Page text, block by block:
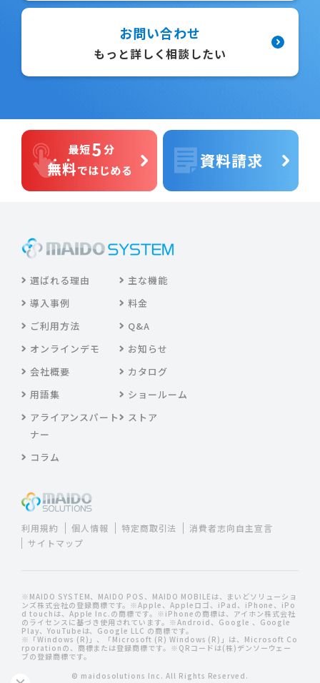
お問い合わせ
もっと詳しく相談したい
選ばれる理由
主な機能
導入事例
料金
ご利用方法
Q&A
オンラインデモ
お知らせ
会社概要
カタログ
用語集
ショールーム
アライアンスパート
ナー
ストア
コラム
利用規約 個人情報 特定商取引法
消費者志向自主宣言
サイトマップ
※MAIDO SYSTEM、MAIDO POS、MAIDO MOBILEは、まいどソリューショ
ンズ株式会社の登録商標です。※Apple、Appleロゴ、iPad、iPhone、iPo
d touchは、Apple Inc.の商標です。※iPhoneの商標は、アイホン株式会社
のライセンスに基づき使用されています。※Android、Google 、Google
Play、YouTubeは、Google LLC の商標です。
※「Windows (R)」、「Microsoft (R) Windows (R)」は、Microsoft Co
rporationの、商標または登録商標です。※QRコードは(株)デンソーウェー
ブの登録商標です。
© maidosolutions Inc. All Rights Reserved.